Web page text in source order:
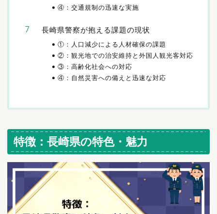
④：交通規制の迅速な実施
長崎県警察が抱える課題の現状
①：人口減少による人材確保の課題
②：観光地での治安維持と外国人観光客対応
③：高齢化社会への対応
④：自然災害への備えと迅速な対応
特徴：長崎県の特色・魅力